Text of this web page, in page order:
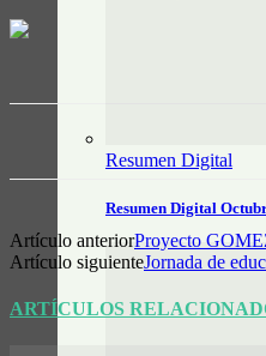
Resumen Digital
Resumen Digital
Artículo anteriorProyecto
Artículo siguienteJornada de
ARTÍCULOS